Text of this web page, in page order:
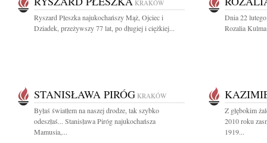
KRAKÓW
Ryszard Płeszka najukochańszy Mąż, Ojciec i
Dziadek, przeżywszy 77 lat, po długiej i ciężkiej...
Dnia 22
Rozalia
STANISŁAWA PIRÓG KRAKÓW
Byłaś światłem na naszej drodze, tak szybko
odeszłaś... Stanisława Piróg najukochańsza
Mamusia,...
Z głębokim
2010 roku
1919...